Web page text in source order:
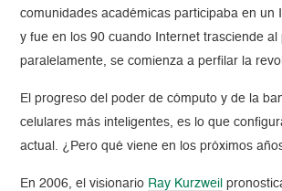
comunidades académicas participaba en un
y fue en los 90 cuando Internet trasciende al
paralelamente, se comienza a perfilar la
El progreso del poder de cómputo y de la
celulares más inteligentes, es lo que
actual. ¿Pero qué viene en los próximos
En 2006, el visionario Ray Kurzweil